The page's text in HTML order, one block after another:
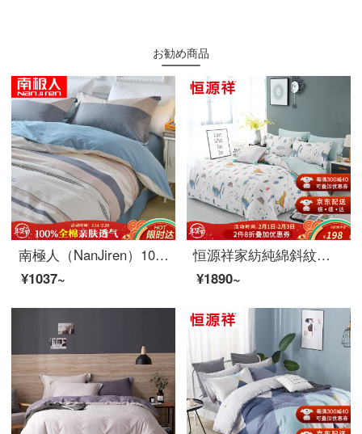
お勧め商品
南極人（NanJiren）100%綿四点セットの純綿二重布団セット200*230 cm枕カバーシーツベッド用品1.5/1.8メートルベッド都市ファッション
¥1037~
恒源祥家紡純綿斜紋プリント四点セット水洗いできる漫画全綿布団カバー1.2 m/1.5 mダブルベッドセット子供時代記憶(青)1.2 mベッド/布団カバー160*210 cm(三点セット)
¥1890~